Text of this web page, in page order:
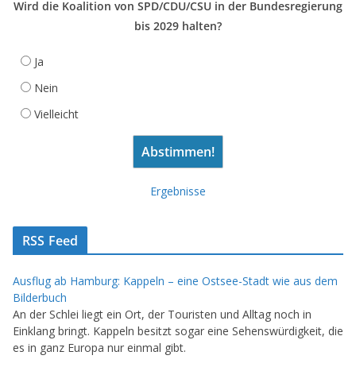
Wird die Koalition von SPD/CDU/CSU in der Bundesregierung
bis 2029 halten?
Ja
Nein
Vielleicht
Ergebnisse
RSS Feed
Ausflug ab Hamburg: Kappeln – eine Ostsee-Stadt wie aus dem
Bilderbuch
An der Schlei liegt ein Ort, der Touristen und Alltag noch in
Einklang bringt. Kappeln besitzt sogar eine Sehenswürdigkeit, die
es in ganz Europa nur einmal gibt.